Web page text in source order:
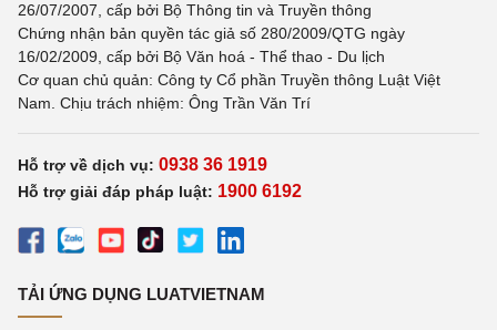
26/07/2007, cấp bởi Bộ Thông tin và Truyền thông
Chứng nhận bản quyền tác giả số 280/2009/QTG ngày
16/02/2009, cấp bởi Bộ Văn hoá - Thể thao - Du lịch
Cơ quan chủ quản: Công ty Cổ phần Truyền thông Luật Việt
Nam. Chịu trách nhiệm: Ông Trần Văn Trí
Hỗ trợ về dịch vụ: 0938 36 1919
Hỗ trợ giải đáp pháp luật: 1900 6192
TẢI ỨNG DỤNG LUATVIETNAM